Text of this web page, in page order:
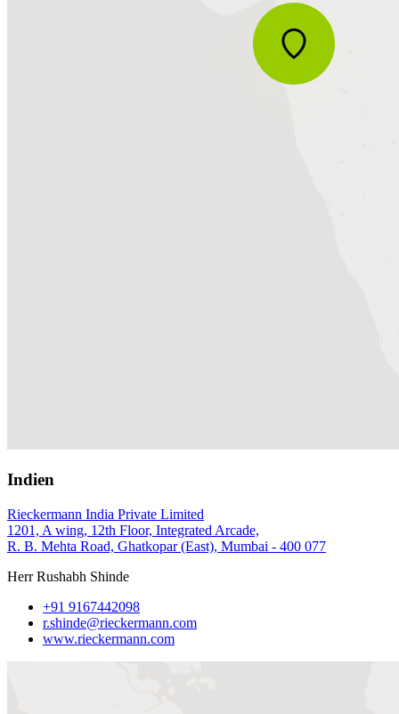
Indien
Rieckermann India Private Limited
1201, A wing, 12th Floor, Integrated Arcade,
R. B. Mehta Road, Ghatkopar (East), Mumbai - 400 077
Herr Rushabh Shinde
+91 9167442098
r.shinde@rieckermann.com
www.rieckermann.com